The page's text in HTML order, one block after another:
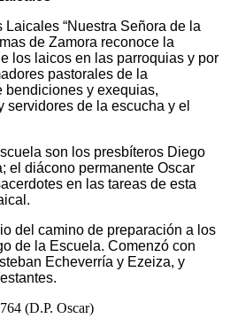
“Nuestra Señora de la
de Zamora reconoce la
los laicos en las parroquias y por
pastorales de la
bendiciones y exequias,
servidores de la escucha y el
son los presbíteros Diego
el diácono permanente Oscar
en las tareas de esta
del camino de preparación a los
de la Escuela. Comenzó con
Echeverría y Ezeiza, y
(D.P. Oscar)